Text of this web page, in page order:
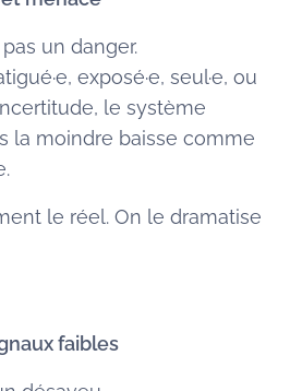
un danger.
exposé·e, seul·e, ou
le système
la moindre baisse comme
le réel. On le dramatise
faibles